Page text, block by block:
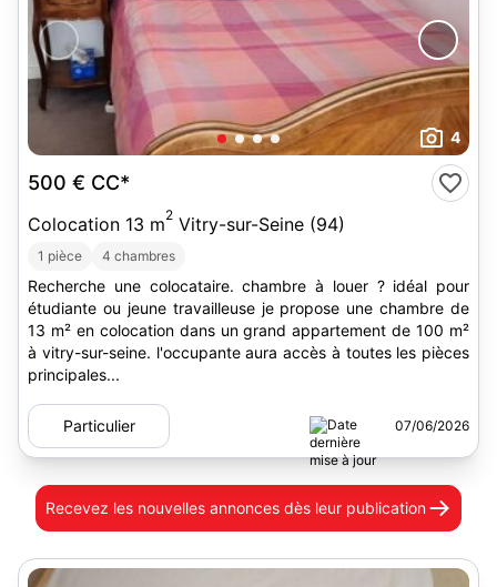
4
500 € CC*
Colocation 13 m2 Vitry-sur-Seine (94)
1 pièce 4 chambres
Recherche une colocataire. chambre à louer ? idéal pour
étudiante ou jeune travailleuse je propose une chambre de
13 m² en colocation dans un grand appartement de 100 m²
à vitry-sur-seine. l'occupante aura accès à toutes les pièces
principales...
Particulier 07/06/2026
Recevez les nouvelles annonces dès leur publication